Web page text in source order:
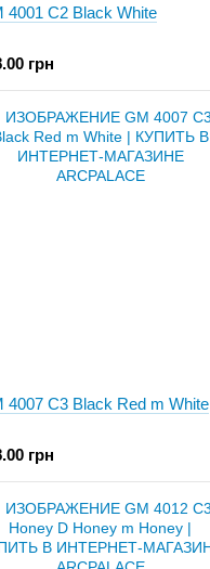
4001 C2 Black White
грн
4007 C3 Black Red m White
грн